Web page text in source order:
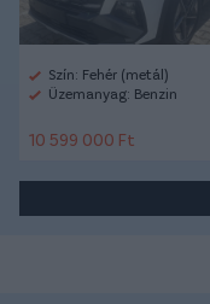
Szín: Fehér (metál)
Üzemanyag: Benzin
10 599 000 Ft